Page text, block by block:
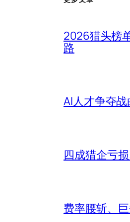
2026猎头榜
路
AI人才争夺
四成猎企亏
费率腰斩、